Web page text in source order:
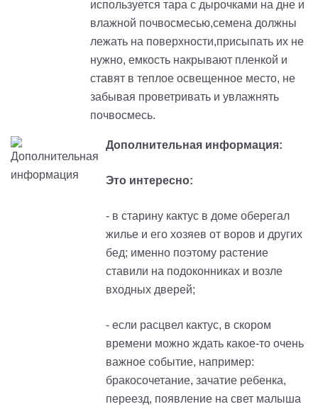
используется тара с дырочками на дне и
влажной почвосмесью,семена должны
лежать на поверхности,присыпать их не
нужно, емкость накрывают пленкой и
ставят в теплое освещенное место, не
забывая проветривать и увлажнять
почвосмесь.
Дополнительная информация:
Это интересно:
- в старину кактус в доме оберегал
жилье и его хозяев от воров и других
бед; именно поэтому растение
ставили на подоконниках и возле
входных дверей;
- если расцвел кактус, в скором
времени можно ждать какое-то очень
важное событие, например:
бракосочетание, зачатие ребенка,
переезд, появление на свет малыша